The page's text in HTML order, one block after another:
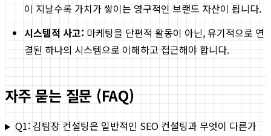
이 지날수록 가치가 쌓이는 영구적인 브랜드 자산이 됩니다.
시스템적 사고: 마케팅을 단편적 활동이 아닌, 유기적으로 연
결된 하나의 시스템으로 이해하고 접근해야 합니다.
자주 묻는 질문 (FAQ)
Q1: 김팀장 컨설팅은 일반적인 SEO 컨설팅과 무엇이 다른가